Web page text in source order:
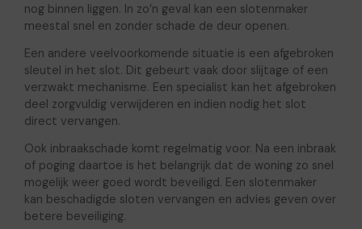
nog binnen liggen. In zo’n geval kan een slotenmaker
meestal snel en zonder schade de deur openen.
Een andere veelvoorkomende situatie is een afgebroken
sleutel in het slot. Dit gebeurt vaak door slijtage of een
verzwakt mechanisme. Een specialist kan het afgebroken
deel zorgvuldig verwijderen en indien nodig het slot
direct vervangen.
Ook inbraakschade komt regelmatig voor. Na een inbraak
of poging daartoe is het belangrijk dat de woning zo snel
mogelijk weer goed wordt beveiligd. Een slotenmaker
kan beschadigde sloten vervangen en advies geven over
betere beveiliging.